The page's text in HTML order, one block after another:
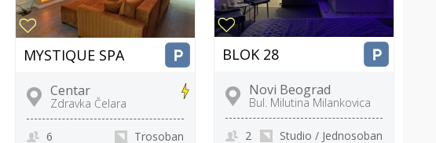
MYSTIQUE SPA
Centar
Zdravka Čelara
Trosoban
6
BLOK 28
Novi Beograd
Bul. Milutina Milankovica
Studio / Jednosoban
2